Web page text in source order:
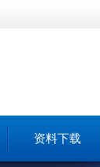
资料下载